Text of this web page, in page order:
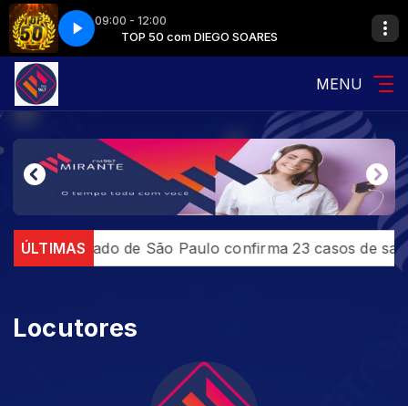
09:00 - 12:00
TOP 50 com DIEGO SOARES
MENU
ÚLTIMASEstado de São Paulo confirma 23 casos de
Locutores